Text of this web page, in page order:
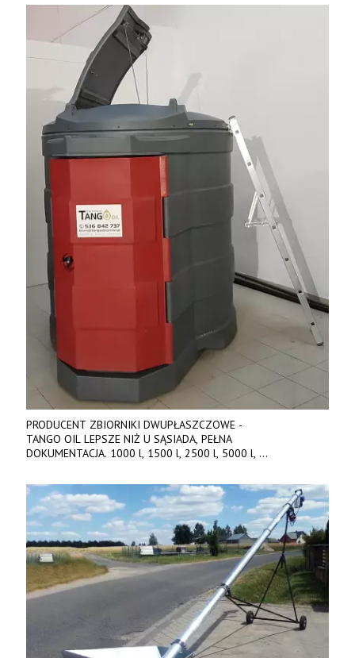
PRODUCENT ZBIORNIKI DWUPŁASZCZOWE -
TANGO OIL LEPSZE NIŻ U SĄSIADA, PEŁNA
DOKUMENTACJA. 1000 l, 1500 l, 2500 l, 5000 l,
842 737, www.tango-oil.pl